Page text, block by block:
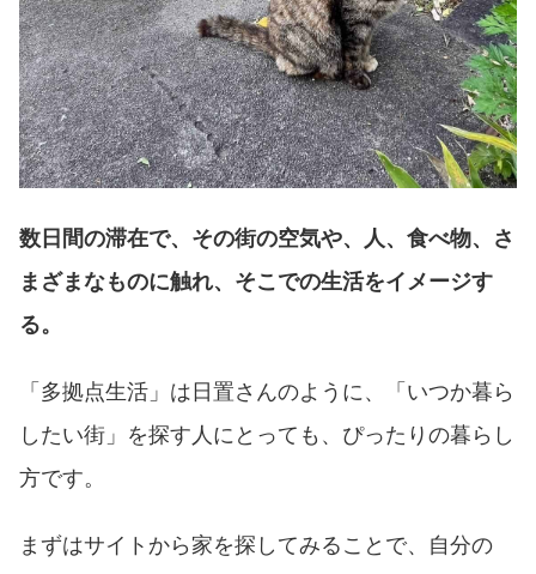
数日間の滞在で、その街の空気や、人、食べ物、さ
まざまなものに触れ、そこでの生活をイメージす
る。
「多拠点生活」は日置さんのように、「いつか暮ら
したい街」を探す人にとっても、ぴったりの暮らし
方です。
まずはサイトから家を探してみることで、自分の